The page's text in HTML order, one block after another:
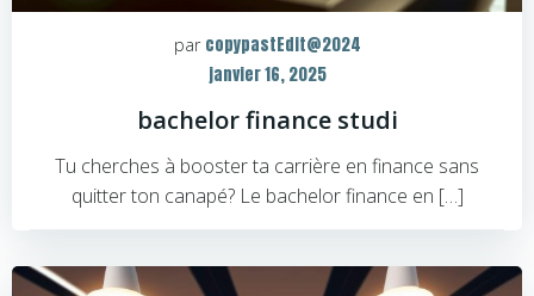
par copypastEdit@2024
janvier 16, 2025
bachelor finance studi
Tu cherches à booster ta carrière en finance sans
quitter ton canapé? Le bachelor finance en […]